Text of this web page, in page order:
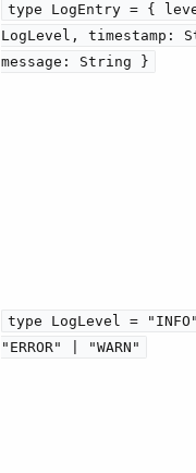
type LogEntry = {
LogLevel, timestamp:
message: String }
type LogLevel =
"ERROR" | "WARN"